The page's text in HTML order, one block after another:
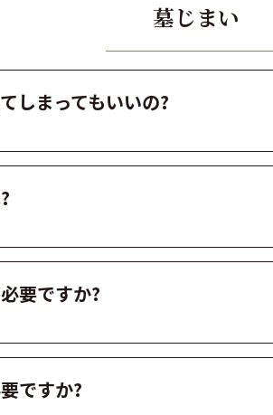
墓じまい
しまってもいいの?
要ですか?
ですか?